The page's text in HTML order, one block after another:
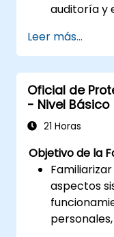
auditoría y
acerca de
Leer más...
Oficial de
- Nivel Básico
21 Horas
Objetivo de la
aspectos